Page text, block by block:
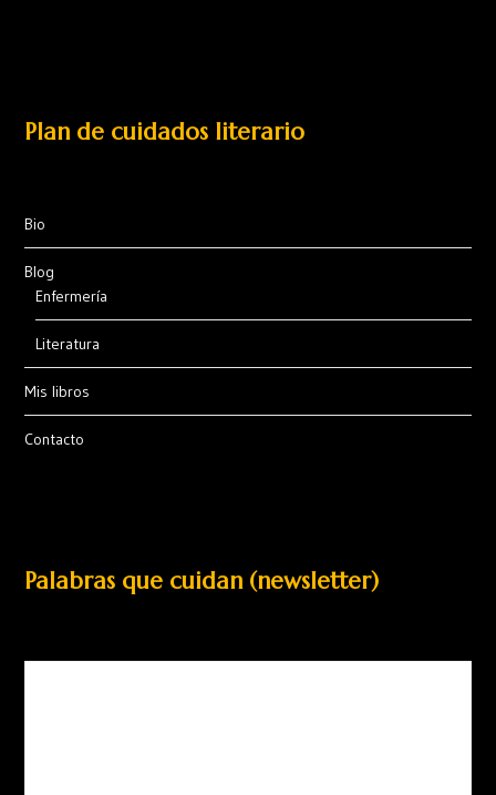
Plan de cuidados literario
Bio
Blog
Enfermería
Literatura
Mis libros
Contacto
Palabras que cuidan (newsletter)